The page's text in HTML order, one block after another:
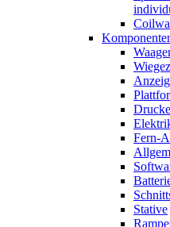
Fern-
Stative